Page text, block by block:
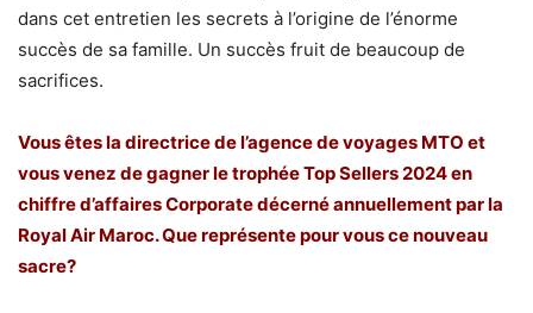
dans cet entretien les secrets à l’origine de l’énorme
succès de sa famille. Un succès fruit de beaucoup de
sacrifices.
Vous êtes la directrice de l’agence de voyages MTO et
vous venez de gagner le trophée Top Sellers 2024 en
chiffre d’affaires Corporate décerné annuellement par la
Royal Air Maroc. Que représente pour vous ce nouveau
sacre?